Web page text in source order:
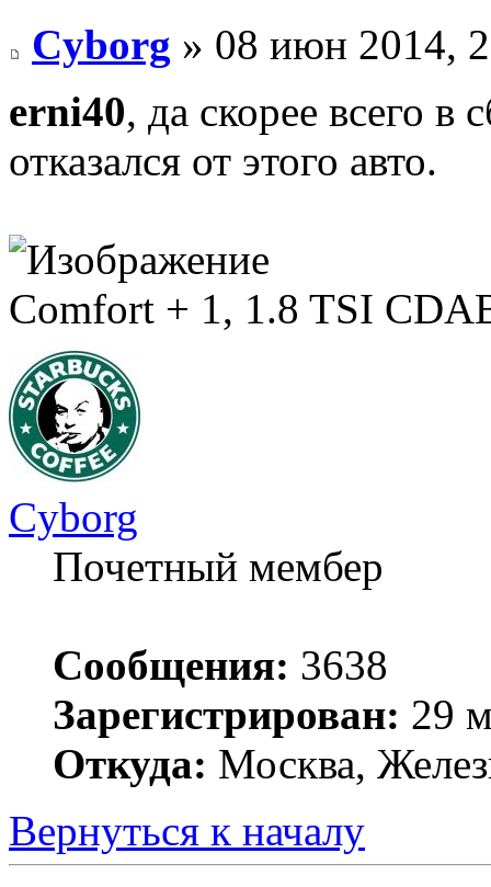
Cyborg » 08 июн 2014,
erni40, да скорее всего в
отказался от этого авто.
Comfort + 1, 1.8 TSI
Cyborg
Почетный мембер
Сообщения: 3638
Зарегистрирован: 29
Откуда: Москва,
Вернуться к началу